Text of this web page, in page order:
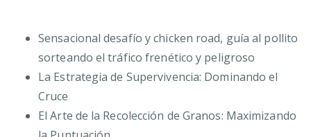
Sensacional desafío y chicken road, guía al pollito
sorteando el tráfico frenético y peligroso
La Estrategia de Supervivencia: Dominando el
Cruce
El Arte de la Recolección de Granos: Maximizando